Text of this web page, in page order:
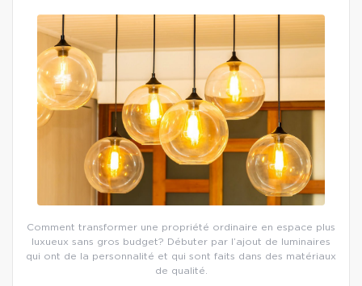
Comment transformer une propriété ordinaire en espace plus
luxueux sans gros budget? Débuter par l’ajout de luminaires
qui ont de la personnalité et qui sont faits dans des matériaux
de qualité.